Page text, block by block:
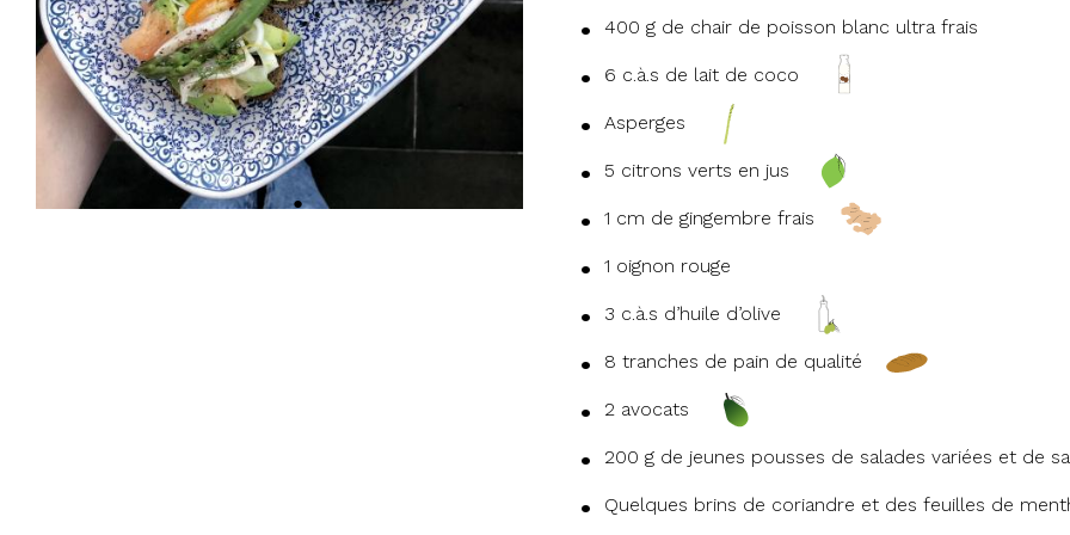
400 g de chair de poisson blanc ultra frais
6 c.à.s de lait de coco
Asperges
5 citrons verts en jus
1 cm de gingembre frais
1 oignon rouge
3 c.à.s d’huile d’olive
8 tranches de pain de qualité
2 avocats
200 g de jeunes pousses de salades variées et de
Quelques brins de coriandre et des feuilles de